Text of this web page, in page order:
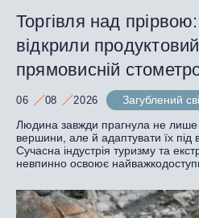
Торгівля над
відкрили
прямовисній
06 08 2026
Загублений
Людина завжди прагнула не лише
вершини, але й адаптувати їх під
Сучасна індустрія туризму та
невпинно освоює